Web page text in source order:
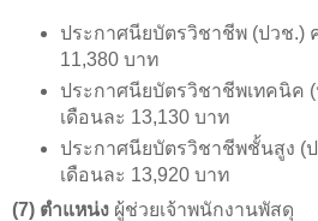
ประกาศนียบัตรวิชาชีพ (ปวช.)
11,380 บาท
ประกาศนียบัตรวิชาชีพเทคนิค
เดือนละ 13,130 บาท
ประกาศนียบัตรวิชาชีพชั้นสูง (
เดือนละ 13,920 บาท
(7) ตำแหน่ง ผู้ช่วยเจ้าพนักงานพัสดุ